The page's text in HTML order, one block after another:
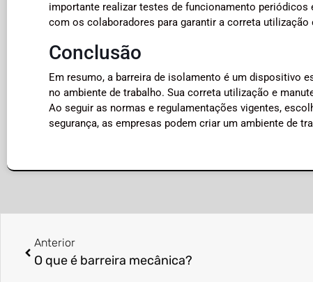
importante realizar testes de funcionamento
com os colaboradores para garantir a correta
Conclusão
Em resumo, a barreira de isolamento é um dispositivo
no ambiente de trabalho. Sua correta utilização e
Ao seguir as normas e regulamentações vigentes,
segurança, as empresas podem criar um ambiente de
Anterior
O que é barreira mecânica?